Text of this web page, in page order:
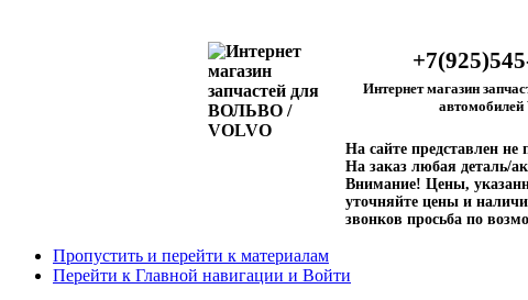
Интернет магазин
автомобилей
На сайте представлен
На заказ любая деталь/
Внимание! Цены,
уточняйте цены и
звонков просьба по
Пропустить и перейти к материалам
Перейти к Главной навигации и Войти